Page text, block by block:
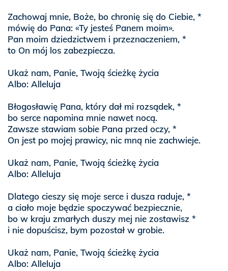
Zachowaj mnie, Boże, bo chronię się do Ciebie, *
mówię do Pana: «Ty jesteś Panem moim».
Pan moim dziedzictwem i przeznaczeniem, *
to On mój los zabezpiecza.
Ukaż nam, Panie, Twoją ścieżkę życia
Albo: Alleluja
Błogosławię Pana, który dał mi rozsądek, *
bo serce napomina mnie nawet nocą.
Zawsze stawiam sobie Pana przed oczy, *
On jest po mojej prawicy, nic mną nie zachwieje.
Ukaż nam, Panie, Twoją ścieżkę życia
Albo: Alleluja
Dlatego cieszy się moje serce i dusza raduje, *
a ciało moje będzie spoczywać bezpiecznie,
bo w kraju zmarłych duszy mej nie zostawisz *
i nie dopuścisz, bym pozostał w grobie.
Ukaż nam, Panie, Twoją ścieżkę życia
Albo: Alleluja